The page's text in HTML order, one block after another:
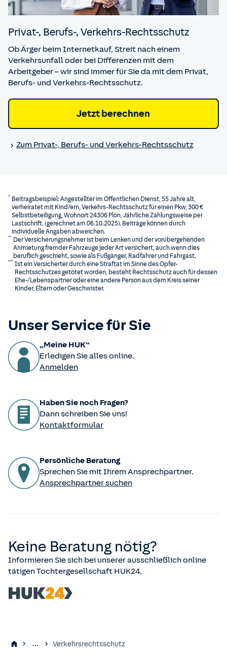
Privat-, Berufs-, Verkehrs-Rechtsschutz
Ob Ärger beim Internetkauf, Streit nach einem
Verkehrsunfall oder bei Differenzen mit dem
Arbeitgeber – wir sind immer für Sie da mit dem Privat,
Berufs- und Verkehrs-Rechtsschutz.
Jetzt berechnen
Zum Privat-, Berufs- und Verkehrs-Rechtsschutz
* Beitragsbeispiel: Angestellter im Öffentlichen Dienst, 55 Jahre alt,
verheiratet mit Kind/ern, Verkehrs-Rechtsschutz für einen Pkw, 300 €
Selbstbeteiligung, Wohnort 24306 Plön, Jährliche Zahlungsweise per
Lastschrift. (gerechnet am 06.10.2025). Beiträge können durch
individuelle Angaben abweichen.
** Der Versicherungsnehmer ist beim Lenken und der vorübergehenden
Anmietung fremder Fahrzeuge jeder Art versichert, auch wenn dies
beruflich geschieht, sowie als Fußgänger, Radfahrer und Fahrgast.
*** Ist ein Versicherter durch eine Straftat im Sinne des Opfer-
Rechtsschutzes getötet worden, besteht Rechtsschutz auch für dessen
Ehe-/Lebenspartner oder eine andere Person aus dem Kreis seiner
Kinder, Eltern oder Geschwister.
Unser Service für Sie
„Meine HUK“
Erledigen Sie alles online.
Anmelden
Haben Sie noch Fragen?
Dann schreiben Sie uns!
Kontaktformular
Persönliche Beratung
Sprechen Sie mit Ihrem Ansprechpartner.
Ansprechpartner suchen
Keine Beratung nötig?
Informieren Sie sich bei unserer ausschließlich online
tätigen Tochtergesellschaft HUK24.
... Verkehrsrechtsschutz